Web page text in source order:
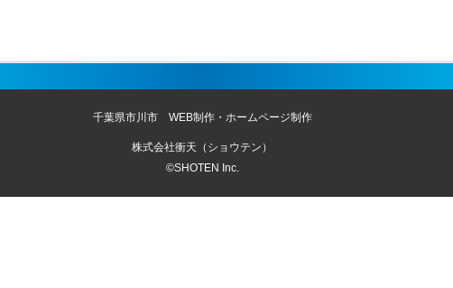
千葉県市川市 WEB制作・ホームページ制作
株式会社衝天（ショウテン）
©SHOTEN Inc.